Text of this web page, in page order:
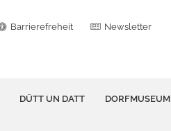
Barrierefreheit Newsletter
DÜTT UN DATT DORFMUSEUM